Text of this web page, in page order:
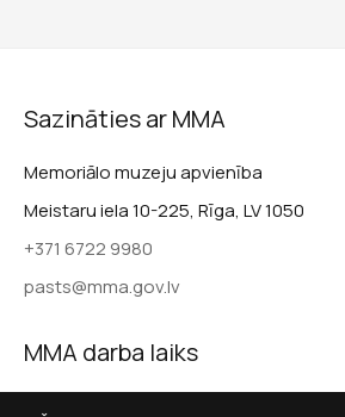
Sazināties ar MMA
Memoriālo muzeju apvienība
Meistaru iela 10-225, Rīga, LV 1050
+371 6722 9980
pasts@mma.gov.lv
MMA darba laiks